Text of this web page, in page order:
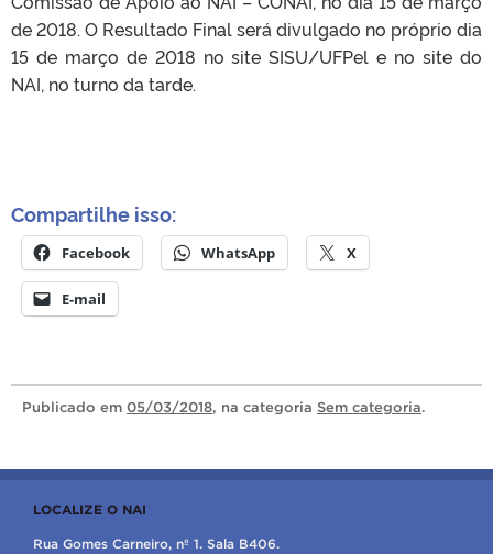
de 2018. O Resultado Final será divulgado no próprio dia
15 de março de 2018 no site SISU/UFPel e no site do
NAI, no turno da tarde.
Compartilhe isso:
Facebook WhatsApp X
E-mail
Publicado em 05/03/2018, na categoria Sem categoria.
LOCALIZE O NAI
Rua Gomes Carneiro, nº 1. Sala B406.